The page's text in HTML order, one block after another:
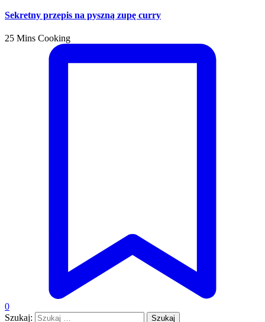
Sekretny przepis na pyszną zupę curry
25 Mins Cooking
0
Szukaj: